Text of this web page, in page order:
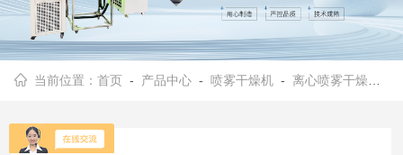
查看更多
当前位置：首页 - 产品中心 -喷雾干燥机 -离心喷雾干燥机、中试